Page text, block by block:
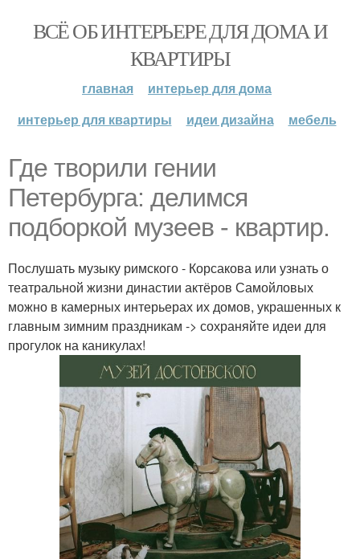
ВСЁ ОБ ИНТЕРЬЕРЕ ДЛЯ ДОМА И
КВАРТИРЫ
главная
интерьер для дома
интерьер для квартиры
идеи дизайна мебель
Где творили гении
Петербурга: делимся
подборкой музеев - квартир.
Послушать музыку римского - Корсакова или узнать о
театральной жизни династии актёров Самойловых
можно в камерных интерьерах их домов, украшенных к
главным зимним праздникам -> сохраняйте идеи для
прогулок на каникулах!